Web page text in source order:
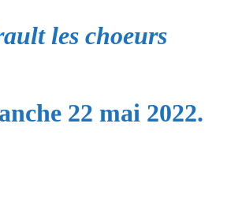
les choeurs
22 mai 2022.